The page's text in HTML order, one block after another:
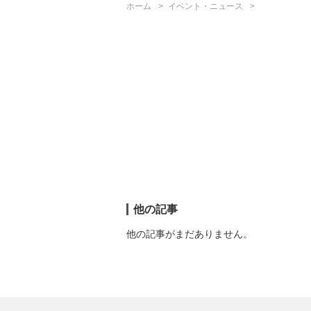
ホーム イベント・ニュース
他の記事
他の記事がまだありません。